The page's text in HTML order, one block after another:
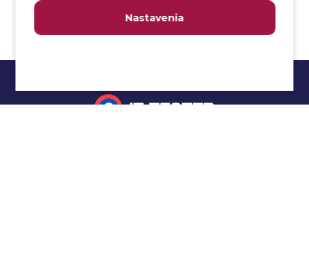
Anti-malvér
Nastavenia